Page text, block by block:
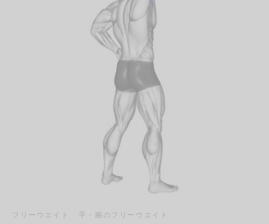
フリーウエイト 手・腕のフリーウエイト